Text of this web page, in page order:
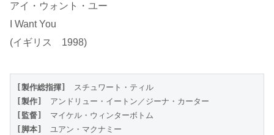
アイ・ウォント・ユー
I Want You
(イギリス 1998)
[製作総指揮]
スチュワート・ティル
[製作]
アンドリュー・イートン／ジーナ・カーター
[監督]
マイケル・ウィンターボトム
[脚本]
ユアン・マクナミー